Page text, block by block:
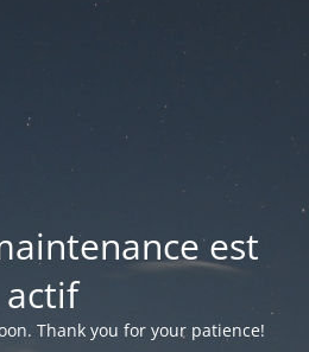
est
actif
Thank you for your patience!